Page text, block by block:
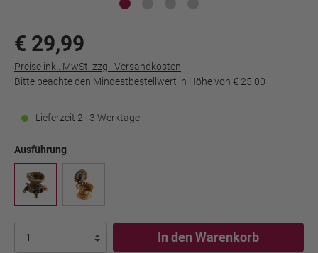
€ 29,99
Preise inkl. MwSt. zzgl. Versandkosten
Bitte beachte den Mindestbestellwert in Höhe von € 25,00
Lieferzeit 2–3 Werktage
Ausführung
In den Warenkorb